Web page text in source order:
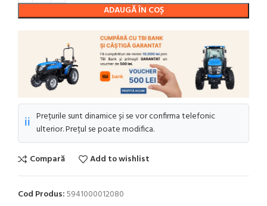
ADAUGĂ ÎN COȘ
ℹ️ Prețurile sunt dinamice și se vor confirma telefonic
ulterior. Prețul se poate modifica.
Compară Add to wishlist
Cod Produs:5941000012080